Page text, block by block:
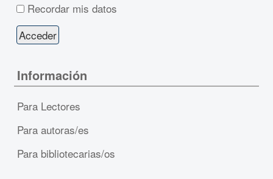
Recordar mis datos
Información
Para Lectores
Para autoras/es
Para bibliotecarias/os